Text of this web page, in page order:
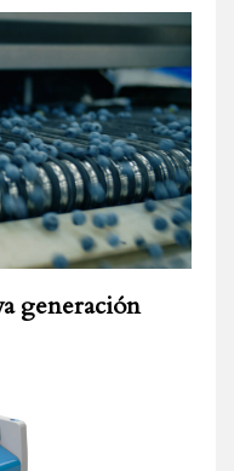
generación